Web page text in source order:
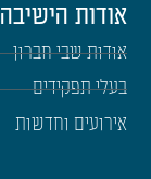
אודות הישיבה
אודות שבי חברון
בעלי תפקידים
אירועים וחדשות